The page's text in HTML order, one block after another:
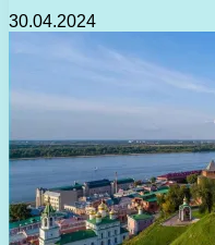
30.04.2024